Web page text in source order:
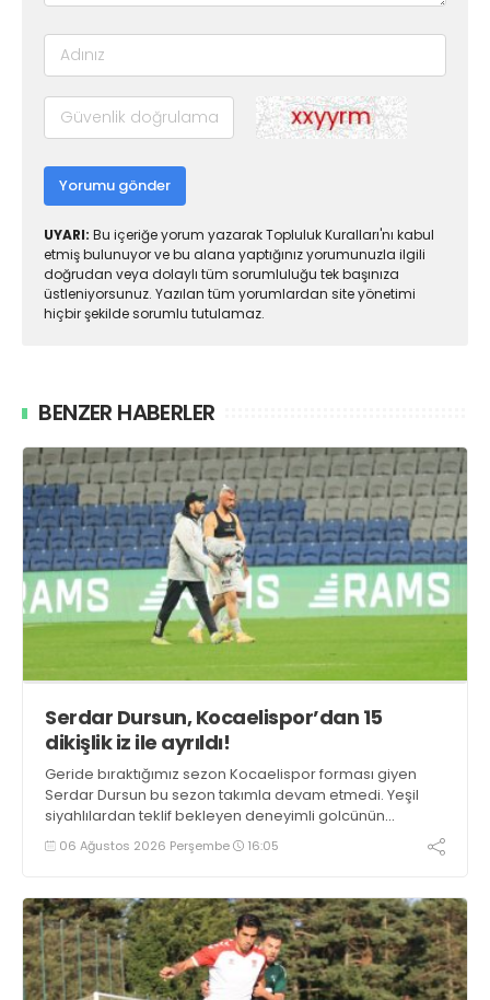
Yorumu gönder
UYARI: Bu içeriğe yorum yazarak Topluluk Kuralları'nı kabul
etmiş bulunuyor ve bu alana yaptığınız yorumunuzla ilgili
doğrudan veya dolaylı tüm sorumluluğu tek başınıza
üstleniyorsunuz. Yazılan tüm yorumlardan site yönetimi
hiçbir şekilde sorumlu tutulamaz.
BENZER HABERLER
Serdar Dursun, Kocaelispor’dan 15
dikişlik iz ile ayrıldı!
Geride bıraktığımız sezon Kocaelispor forması giyen
Serdar Dursun bu sezon takımla devam etmedi. Yeşil
siyahlılardan teklif bekleyen deneyimli golcünün
Gaziantep FK ile söz kesecek.
06 Ağustos 2026 Perşembe 16:05